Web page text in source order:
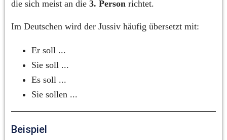
die sich meist an die 3. Person richtet.
Im Deutschen wird der Jussiv häufig übersetzt mit:
Er soll ...
Sie soll ...
Es soll ...
Sie sollen ...
Beispiel